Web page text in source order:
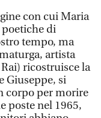
con cui Maria
poetiche di
tempo, ma
artista
ricostruisce la
Giuseppe, si
corpo per morire
poste nel 1965,